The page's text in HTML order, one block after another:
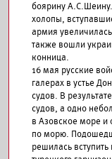
боярину
холопы,
армия
также вошли
конница.
16 мая русские
галерах в устье
судов. В
судов, а одно
в Азовское море и
по морю.
решилась